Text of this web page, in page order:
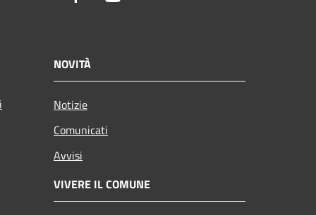
NOVITÀ
Notizie
Comunicati
Avvisi
VIVERE IL COMUNE